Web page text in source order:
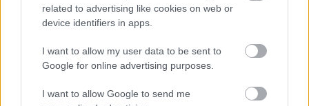
related to advertising like cookies on web or
device identifiers in apps.
I want to allow my user data to be sent to
Google for online advertising purposes.
I want to allow Google to send me
Ποιοι δικαιούνται σύνταξη 409 ευρώ χωρίς ένσημα